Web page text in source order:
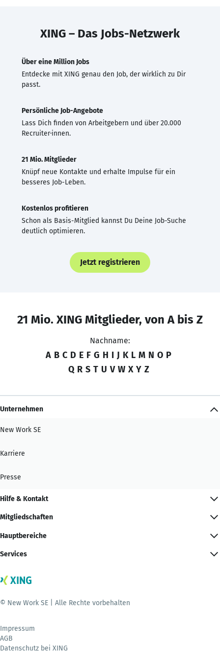
XING – Das Jobs-Netzwerk
Über eine Million Jobs
Entdecke mit XING genau den Job, der wirklich zu Dir
passt.
Persönliche Job-Angebote
Lass Dich finden von Arbeitgebern und über 20.000
Recruiter·innen.
21 Mio. Mitglieder
Knüpf neue Kontakte und erhalte Impulse für ein
besseres Job-Leben.
Kostenlos profitieren
Schon als Basis-Mitglied kannst Du Deine Job-Suche
deutlich optimieren.
Jetzt registrieren
21 Mio. XING Mitglieder, von A bis Z
Nachname:
A B C D E F G H I J K L M N O P
Q R S T U V W X Y Z
Unternehmen
New Work SE
Karriere
Presse
Hilfe & Kontakt
Mitgliedschaften
Hauptbereiche
Services
© New Work SE | Alle Rechte vorbehalten
Impressum
AGB
Datenschutz bei XING